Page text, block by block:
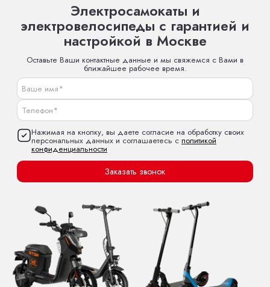
Электросамокаты и
электровелосипеды с гарантией и
настройкой в Москве
Оставьте Ваши контактные данные и мы свяжемся с Вами в
ближайшее рабочее время.
Нажимая на кнопку, вы даете согласие на обработку своих
персональных данных и соглашаетесь с политикой
конфиденциальности
Заказать звонок